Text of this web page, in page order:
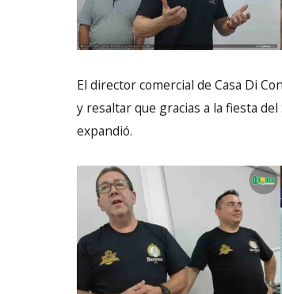
El director comercial de Casa Di
y resaltar que gracias a la fiesta
expandió.